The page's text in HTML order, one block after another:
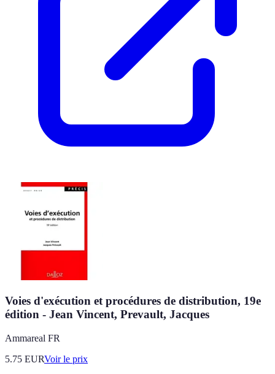
Voies d'exécution et procédures de distribution, 19e
édition - Jean Vincent, Prevault, Jacques
Ammareal FR
5.75 EURVoir le prix